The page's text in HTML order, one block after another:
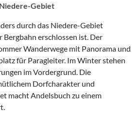
Gebiet
durch das Niedere-Gebiet
Bergbahn erschlossen ist. Der
Wanderwege mit Panorama und
für Paragleiter. Im Winter stehen
im Vordergrund. Die
Dorfcharakter und
macht Andelsbuch zu einem